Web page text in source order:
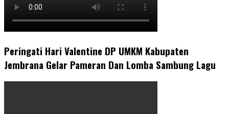
Peringati Hari Valentine DP UMKM Kabupaten
Jembrana Gelar Pameran Dan Lomba Sambung Lagu